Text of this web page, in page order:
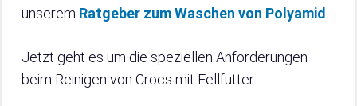
unserem Ratgeber zum Waschen von Polyamid
Jetzt geht es um die speziellen Anforderungen
beim Reinigen von Crocs mit Fellfutter.